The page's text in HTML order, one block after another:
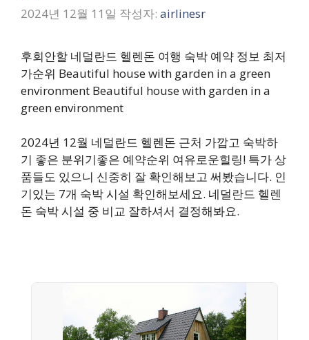
2024년 12월 11일 작성자: airlinesr
후회안할 네덜란드 헬렌돈 여행 숙박 예약 정보 최저
가순위 Beautiful house with garden in a green
environment Beautiful house with garden in a
green environment
2024년 12월 네덜란드 헬렌돈 근처 가깝고 숙박하
기 좋은 분위기좋은 예약순위 여유로운힐링! 특가 상
품들도 있으니 신중히 잘 확인해보고 써봤습니다. 인
기있는 7개 숙박 시설 확인해보세요. 네덜란드 헬렌
돈 숙박 시설 중 비교 잘하셔서 결정해봐요.